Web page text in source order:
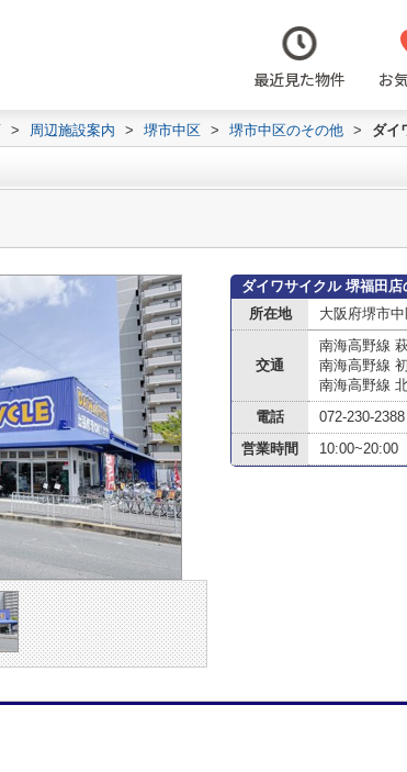
最近見た物件 お
> 周辺施設案内 > 堺市中区 > 堺市中区のその他 > ダイ
ダイワサイクル 堺福田店
所在地
大阪府堺市
交通
南海高野線
南海高野線
南海高野線
電話
072-230-2388
営業時間
10:00~20:00